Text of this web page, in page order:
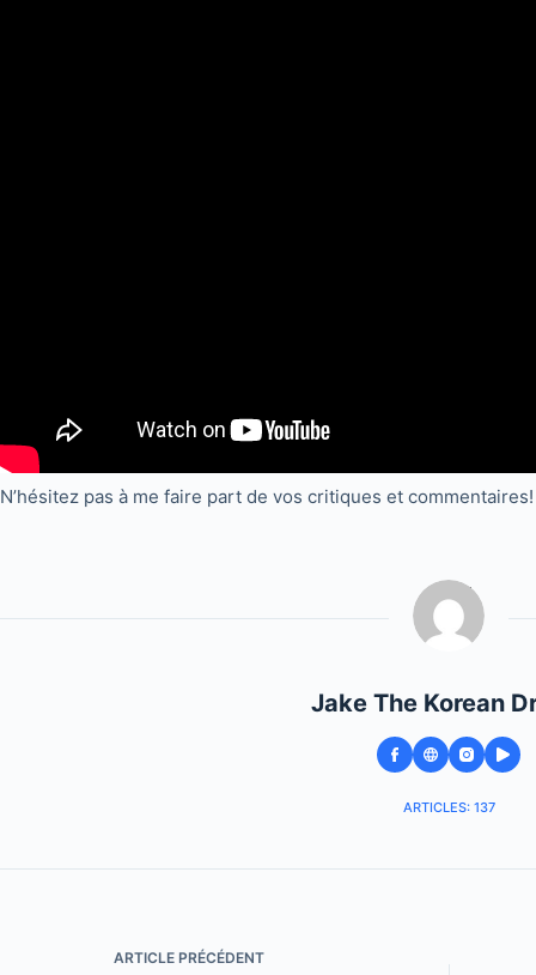
N’hésitez pas à me faire part de vos critiques et commentaires!
Jake The Korean
ARTICLES: 137
ARTICLE PRÉCÉDENT